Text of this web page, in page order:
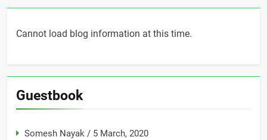
Cannot load blog information at this time.
Guestbook
Somesh Nayak / 5 March, 2020